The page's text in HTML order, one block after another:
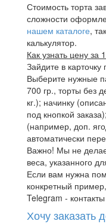
Стоимость торта
сложности
нашем каталоге,
калькулятор.
Как узнать цену за
Зайдите в
Выберите нужные
700 гр., торты без
кг.); начинку
под кнопкой
(например, доп.
автоматически
Важно! Мы не
веса, указанного
Если вам нужна
конкретный
Telegram -
Хочу заказать